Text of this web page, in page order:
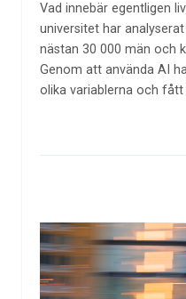
Vad innebär egentligen
universitet har
nästan 30 000 män och
Genom att använda AI
olika variablerna och